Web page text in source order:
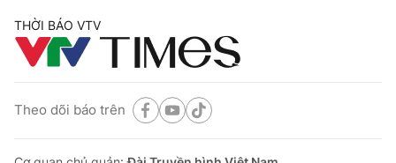
THỜI BÁO VTV
Theo dõi báo trên